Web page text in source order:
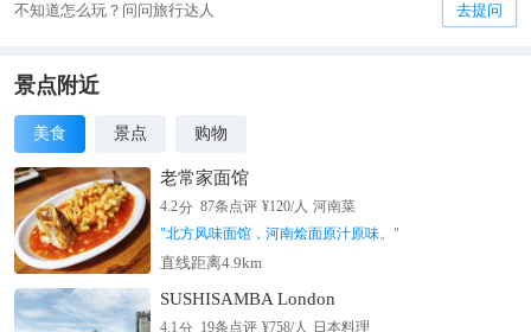
不知道怎么玩？问问旅行达人 去提问
景点附近
美食 景点 购物
老常家面馆
4.2分 87条点评 ¥120/人 河南菜
"北方风味面馆，河南烩面原汁原味。 "
直线距离4.9km
SUSHISAMBA London
4.1分 19条点评 ¥758/人 日本料理